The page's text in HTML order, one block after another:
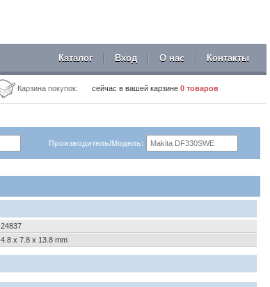
Каталог Вход О нас Контакты
Карзина покупок: сейчас в вашей карзине 0 товаров
Производитель/Модель:
24837
4.8 x 7.8 x 13.8 mm